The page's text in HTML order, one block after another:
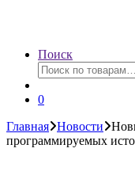
Поиск
Искать:
0
Главная Новости
программируемых